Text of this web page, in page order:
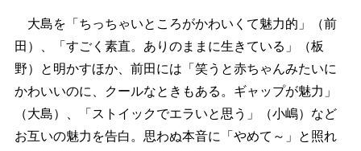
大島を「ちっちゃいところがかわいくて魅力的」（前
田）、「すごく素直。ありのままに生きている」（板
野）と明かすほか、前田には「笑うと赤ちゃんみたいに
かわいいのに、クールなときもある。ギャップが魅力」
（大島）、「ストイックでエラいと思う」（小嶋）など
お互いの魅力を告白。思わぬ本音に「やめて～」と照れ